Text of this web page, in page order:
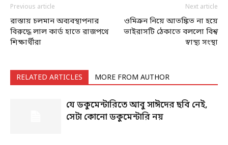
Previous article
রাস্তায় চলমান অব্যবস্থাপনার
বিরুদ্ধে লাল কার্ড হাতে রাজপথে
শিক্ষার্থীরা
Next article
ওমিক্রন নিয়ে আতঙ্কিত না হয়ে
ভাইরাসটি ঠেকাতে বললো বিশ্ব
স্বাস্থ্য সংস্থা
RELATED ARTICLES MORE FROM AUTHOR
যে ডকুমেন্টারিতে আবু সাঈদের ছবি নেই,
সেটা কোনো ডকুমেন্টারি নয়